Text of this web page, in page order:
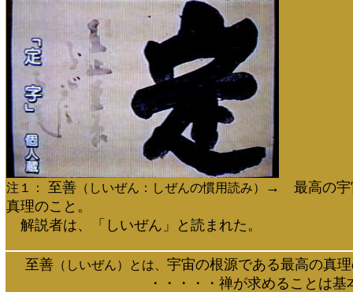
注１： 至善 （しいぜん：しぜんの慣用読み）
→ 最高の宇
真理のこと。
解説者は、「しいぜん」と読まれた。
至善 （しいぜん）とは、 宇宙の根源である最高の真
・・・・・禅が求めることは基本的に同